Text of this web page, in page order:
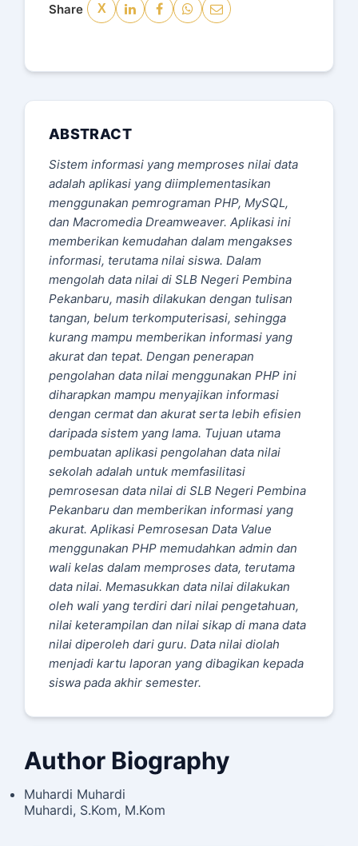
Share X
ABSTRACT
Sistem informasi yang memproses nilai data
adalah aplikasi yang diimplementasikan
menggunakan pemrograman PHP, MySQL,
dan Macromedia Dreamweaver. Aplikasi ini
memberikan kemudahan dalam mengakses
informasi, terutama nilai siswa. Dalam
mengolah data nilai di SLB Negeri Pembina
Pekanbaru, masih dilakukan dengan tulisan
tangan, belum terkomputerisasi, sehingga
kurang mampu memberikan informasi yang
akurat dan tepat. Dengan penerapan
pengolahan data nilai menggunakan PHP ini
diharapkan mampu menyajikan informasi
dengan cermat dan akurat serta lebih efisien
daripada sistem yang lama. Tujuan utama
pembuatan aplikasi pengolahan data nilai
sekolah adalah untuk memfasilitasi
pemrosesan data nilai di SLB Negeri Pembina
Pekanbaru dan memberikan informasi yang
akurat. Aplikasi Pemrosesan Data Value
menggunakan PHP memudahkan admin dan
wali kelas dalam memproses data, terutama
data nilai. Memasukkan data nilai dilakukan
oleh wali yang terdiri dari nilai pengetahuan,
nilai keterampilan dan nilai sikap di mana data
nilai diperoleh dari guru. Data nilai diolah
menjadi kartu laporan yang dibagikan kepada
siswa pada akhir semester.
Author Biography
Muhardi Muhardi
Muhardi, S.Kom, M.Kom